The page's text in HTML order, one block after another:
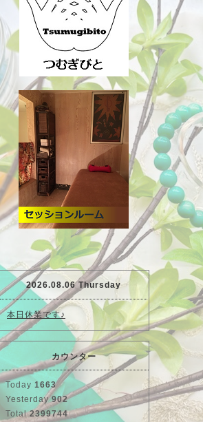
2026.08.06 Thursday
本日休業です♪
カウンター
Today 1663
Yesterday902
Total2399744